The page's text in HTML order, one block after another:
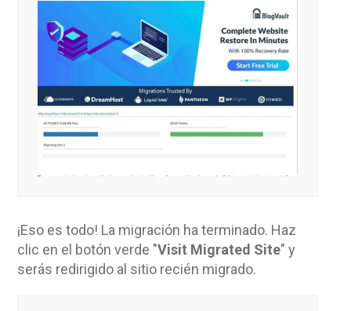
¡Eso es todo! La migración ha terminado. Haz
clic en el botón verde "Visit Migrated Site" y
serás redirigido al sitio recién migrado.